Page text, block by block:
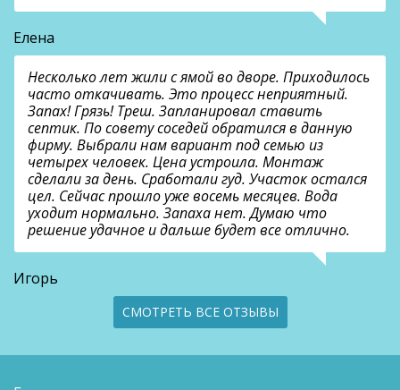
Елена
Несколько лет жили с ямой во дворе. Приходилось
часто откачивать. Это процесс неприятный.
Запах! Грязь! Треш. Запланировал ставить
септик. По совету соседей обратился в данную
фирму. Выбрали нам вариант под семью из
четырех человек. Цена устроила. Монтаж
сделали за день. Сработали гуд. Участок остался
цел. Сейчас прошло уже восемь месяцев. Вода
уходит нормально. Запаха нет. Думаю что
решение удачное и дальше будет все отлично.
Игорь
СМОТРЕТЬ ВСЕ ОТЗЫВЫ